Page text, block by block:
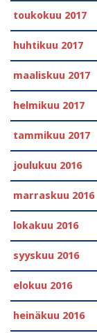
toukokuu 2017
huhtikuu 2017
maaliskuu 2017
helmikuu 2017
tammikuu 2017
joulukuu 2016
marraskuu 2016
lokakuu 2016
syyskuu 2016
elokuu 2016
heinäkuu 2016